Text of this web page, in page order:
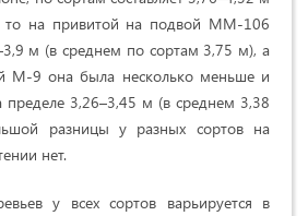
то на привитой на подвой ММ-106
м (в среднем по сортам 3,75 м), а
М-9 она была несколько меньше и
пределе 3,26–3,45 м (в среднем 3,38
разницы у разных сортов на
нет.
у всех сортов варьируется в